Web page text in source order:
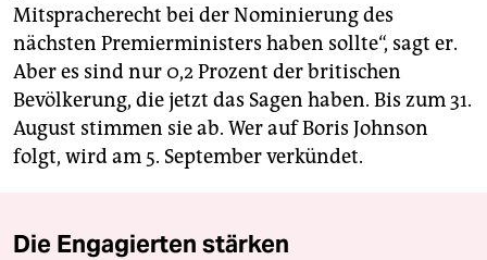
Mitspracherecht bei der Nominierung des
nächsten Premierministers haben sollte“, sagt er.
Aber es sind nur 0,2 Prozent der britischen
Bevölkerung, die jetzt das Sagen haben. Bis zum 31.
August stimmen sie ab. Wer auf Boris Johnson
folgt, wird am 5. September verkündet.
Die Engagierten stärken